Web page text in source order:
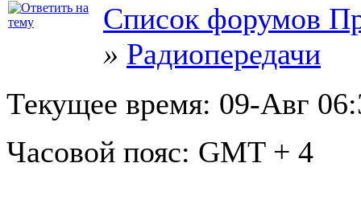
Список форумов
» Радиопередачи
Текущее время: 09-Авг
Часовой пояс: GMT + 4